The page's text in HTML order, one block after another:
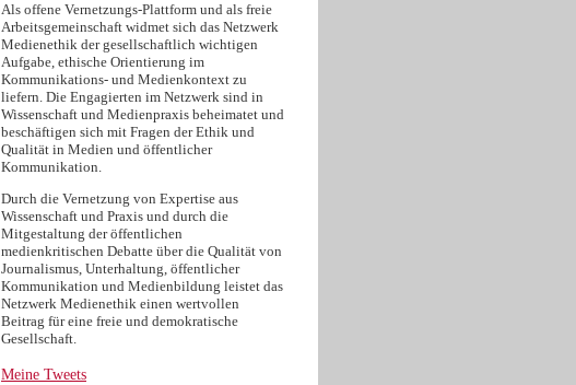
Als offene Vernetzungs-Plattform und als freie
Arbeitsgemeinschaft widmet sich das Netzwerk
Medienethik der gesellschaftlich wichtigen
Aufgabe, ethische Orientierung im
Kommunikations- und Medienkontext zu
liefern. Die Engagierten im Netzwerk sind in
Wissenschaft und Medienpraxis beheimatet und
beschäftigen sich mit Fragen der Ethik und
Qualität in Medien und öffentlicher
Kommunikation.
Durch die Vernetzung von Expertise aus
Wissenschaft und Praxis und durch die
Mitgestaltung der öffentlichen
medienkritischen Debatte über die Qualität von
Journalismus, Unterhaltung, öffentlicher
Kommunikation und Medienbildung leistet das
Netzwerk Medienethik einen wertvollen
Beitrag für eine freie und demokratische
Gesellschaft.
Meine Tweets